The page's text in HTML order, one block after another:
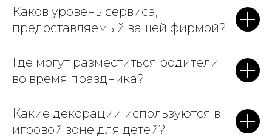
в полном восторге. Мы точно
к вам вернемся на
следующийдень рождения!
Каков уровень сервиса,
предоставляемый вашей фирмой?
Где могут разместиться родители
во время праздника?
Какие декорации используются в
игровой зоне для детей?